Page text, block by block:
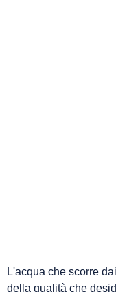
L'acqua che scorre
della qualità che